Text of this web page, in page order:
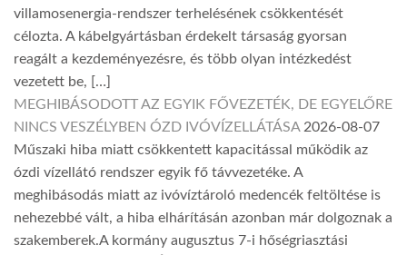
villamosenergia-rendszer terhelésének csökkentését
célozta. A kábelgyártásban érdekelt társaság gyorsan
reagált a kezdeményezésre, és több olyan intézkedést
vezetett be, […]
MEGHIBÁSODOTT AZ EGYIK FŐVEZETÉK, DE EGYELŐRE
NINCS VESZÉLYBEN ÓZD IVÓVÍZELLÁTÁSA 2026-08-07
Műszaki hiba miatt csökkentett kapacitással működik az
ózdi vízellátó rendszer egyik fő távvezetéke. A
meghibásodás miatt az ivóvíztároló medencék feltöltése is
nehezebbé vált, a hiba elhárításán azonban már dolgoznak a
szakemberek.A kormány augusztus 7-i hőségriasztási